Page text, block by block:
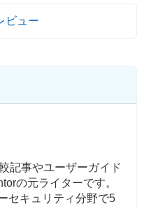
ビュー
記事やユーザーガイド
の元ライターです。
セキュリティ分野で5